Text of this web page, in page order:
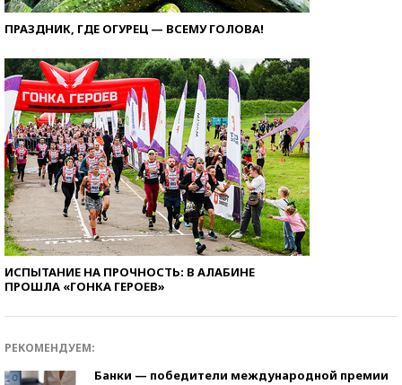
ПРАЗДНИК, ГДЕ ОГУРЕЦ — ВСЕМУ ГОЛОВА!
ИСПЫТАНИЕ НА ПРОЧНОСТЬ: В АЛАБИНЕ
ПРОШЛА «ГОНКА ГЕРОЕВ»
РЕКОМЕНДУЕМ:
Банки — победители международной премии